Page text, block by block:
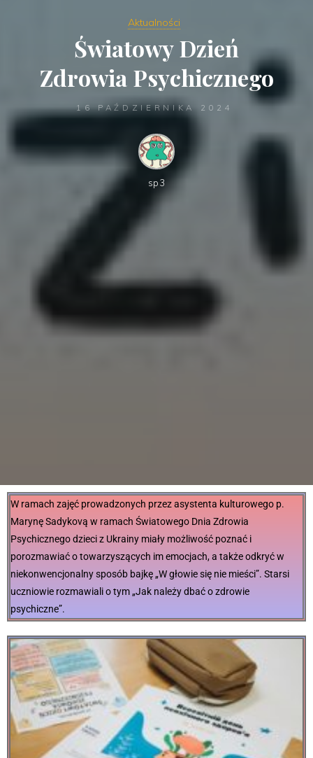
Aktualności
Światowy Dzień
Zdrowia Psychicznego
16 PAŹDZIERNIKA 2024
sp3
W ramach zajęć prowadzonych przez asystenta kulturowego p.
Marynę Sadykovą w ramach Światowego Dnia Zdrowia
Psychicznego dzieci z Ukrainy miały możliwość poznać i
porozmawiać o towarzyszących im emocjach, a także odkryć w
niekonwencjonalny sposób bajkę „W głowie się nie mieści”. Starsi
uczniowie rozmawiali o tym „Jak należy dbać o zdrowie
psychiczne”.